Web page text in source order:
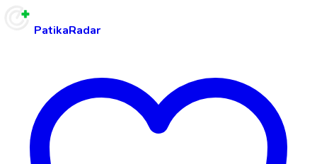
PatikaRadar